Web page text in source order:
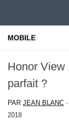
MOBILE
Honor View
parfait ?
PAR JEAN BLANC
2018